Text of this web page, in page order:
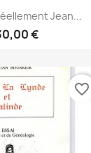
Jean...
€
favorite_border